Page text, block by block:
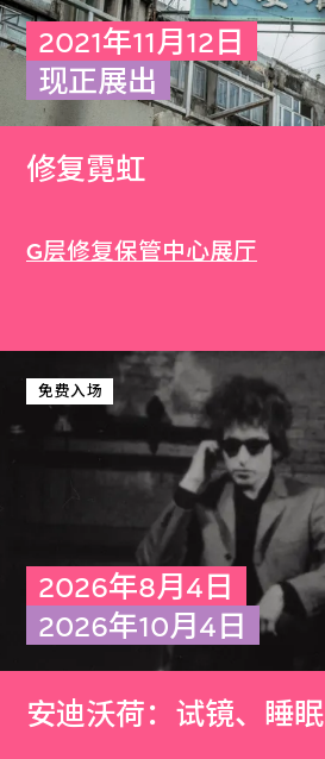
2021年11月12日
现正展出
修复霓虹
G层修复保管中心展厅
免费入场
2026年8月4日
2026年10月4日
安迪沃荷：试镜、睡眠